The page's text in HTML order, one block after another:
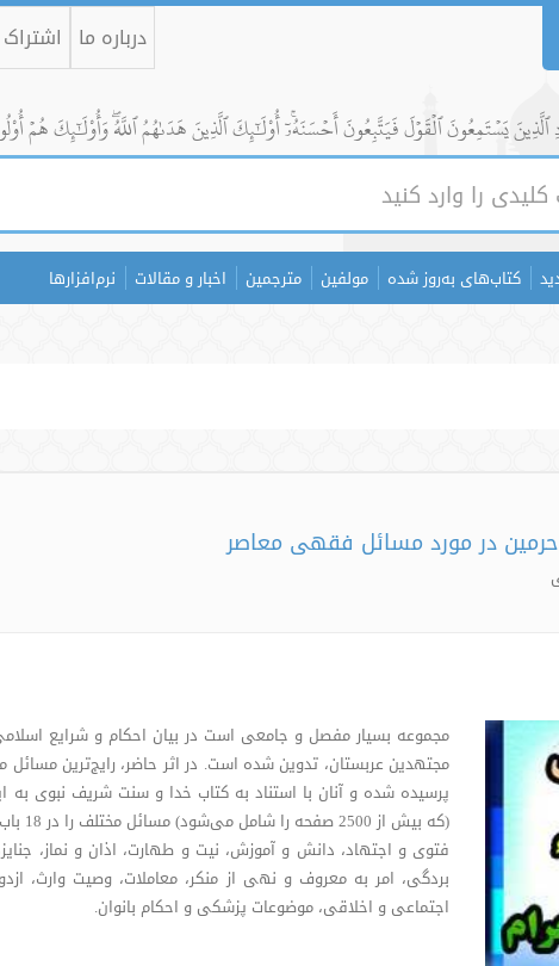
درباره ما
يَسۡتَمِعُونَ ٱلۡقَوۡلَ فَيَتَّبِعُونَ أَحۡسَنَهُۥٓۚ أُوْلَٰٓئِكَ ٱلَّذِينَ هَدَىٰهُمُ ٱللَّهُۖ وَأُوْلَٰٓئِكَ هُمۡ
کتاب‌های به‌روز شده مولفین مترجمین اخبار و مقالات نرم‌افزارها
در مورد مسائل فقهی معاصر
مجموعه بسیار مفصل و جامعی است در بیان احکام و شرایع
مجتهدین عربستان، تدوین شده است. در اثر حاضر، رایج‌ترین مسائل
پرسیده شده و آنان با استناد به کتاب خدا و سنت شریف نبوی به
(که
فتوی و اجتهاد، دانش و آموزش، نیت و طهارت، اذان و نماز،
بردگی، امر به معروف و نهی از منکر، معاملات، وصیت وارث،
اجتماعی و اخلاقی، موضوعات پزشکی و احکام بانوان.